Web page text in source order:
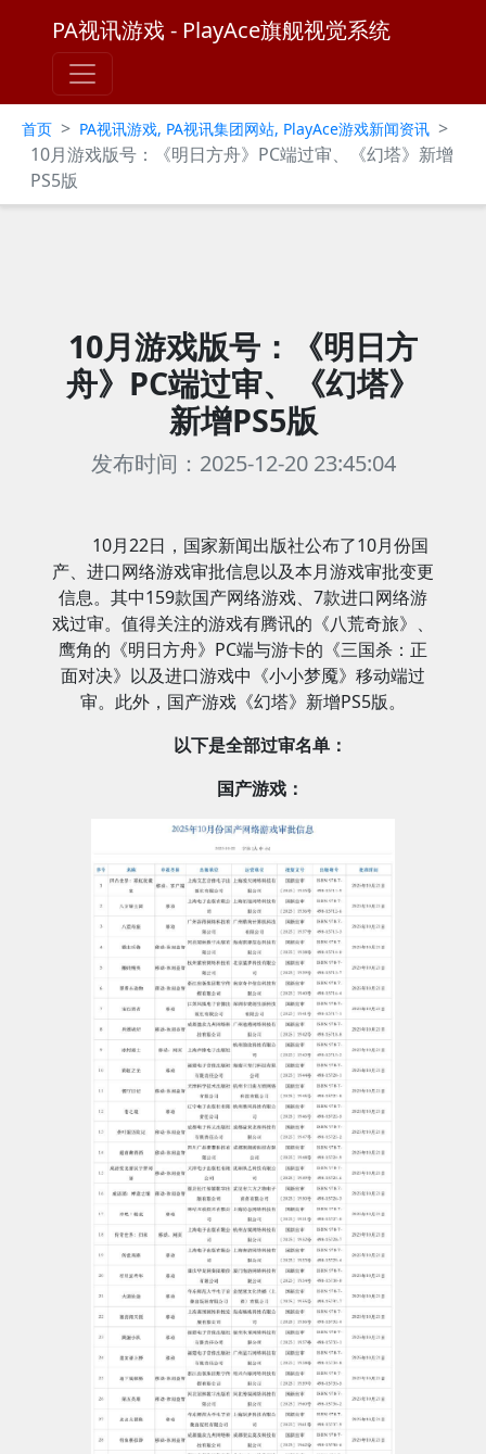
PA视讯游戏 - PlayAce旗舰视觉系统
首页 > PA视讯游戏, PA视讯集团网站, PlayAce游戏新闻资讯 >
10月游戏版号：《明日方舟》PC端过审、《幻塔》新增
PS5版
10月游戏版号：《明日方
舟》PC端过审、《幻塔》
新增PS5版
发布时间：2025-12-20 23:45:04
10月22日，国家新闻出版社公布了10月份国
产、进口网络游戏审批信息以及本月游戏审批变更
信息。其中159款国产网络游戏、7款进口网络游
戏过审。值得关注的游戏有腾讯的《八荒奇旅》、
鹰角的《明日方舟》PC端与游卡的《三国杀：正
面对决》以及进口游戏中《小小梦魇》移动端过
审。此外，国产游戏《幻塔》新增PS5版。
以下是全部过审名单：
国产游戏：